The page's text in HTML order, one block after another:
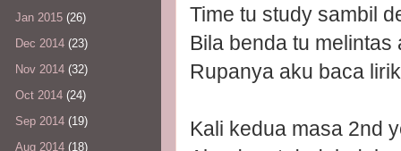
Time tu study sambil
Bila benda tu
Rupanya aku baca
Kali kedua masa 2nd
Jan 2015 (26)
Dec 2014 (23)
Nov 2014 (32)
Oct 2014 (24)
Sep 2014 (19)
Aug 2014 (18)